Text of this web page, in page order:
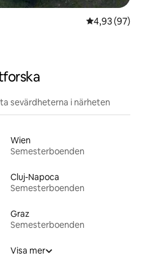
4,93 av 5 i
4,93 (97)
sevärdheterna i närheten
Wien
Semesterboenden
Cluj-Napoca
Semesterboenden
Graz
Semesterboenden
Visa mer